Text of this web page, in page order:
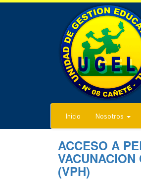
Inicio Nosotros
ACCESO A
(VPH)